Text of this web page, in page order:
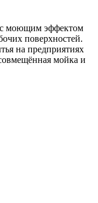
моющим эффектом
поверхностей.
на предприятиях
мойка и